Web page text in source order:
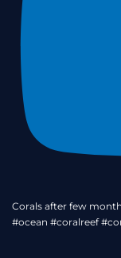
Corals after few
#ocean #coralreef